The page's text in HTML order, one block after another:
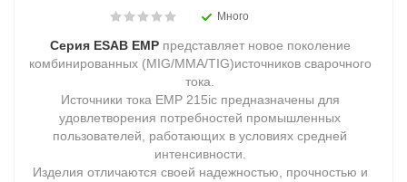
Много
Серия ESAB EMPпредставляет новое поколение
комбинированных (MIG/MMA/TIG)источников сварочного
тока.
Источники тока EMP 215ic предназначены для
удовлетворения потребностей промышленных
пользователей, работающих в условиях средней
интенсивности.
Изделия отличаются своей надежностью, прочностью и